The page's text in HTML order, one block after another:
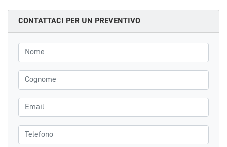
CONTATTACI PER UN PREVENTIVO
Nome
Cognome
Email
Telefono